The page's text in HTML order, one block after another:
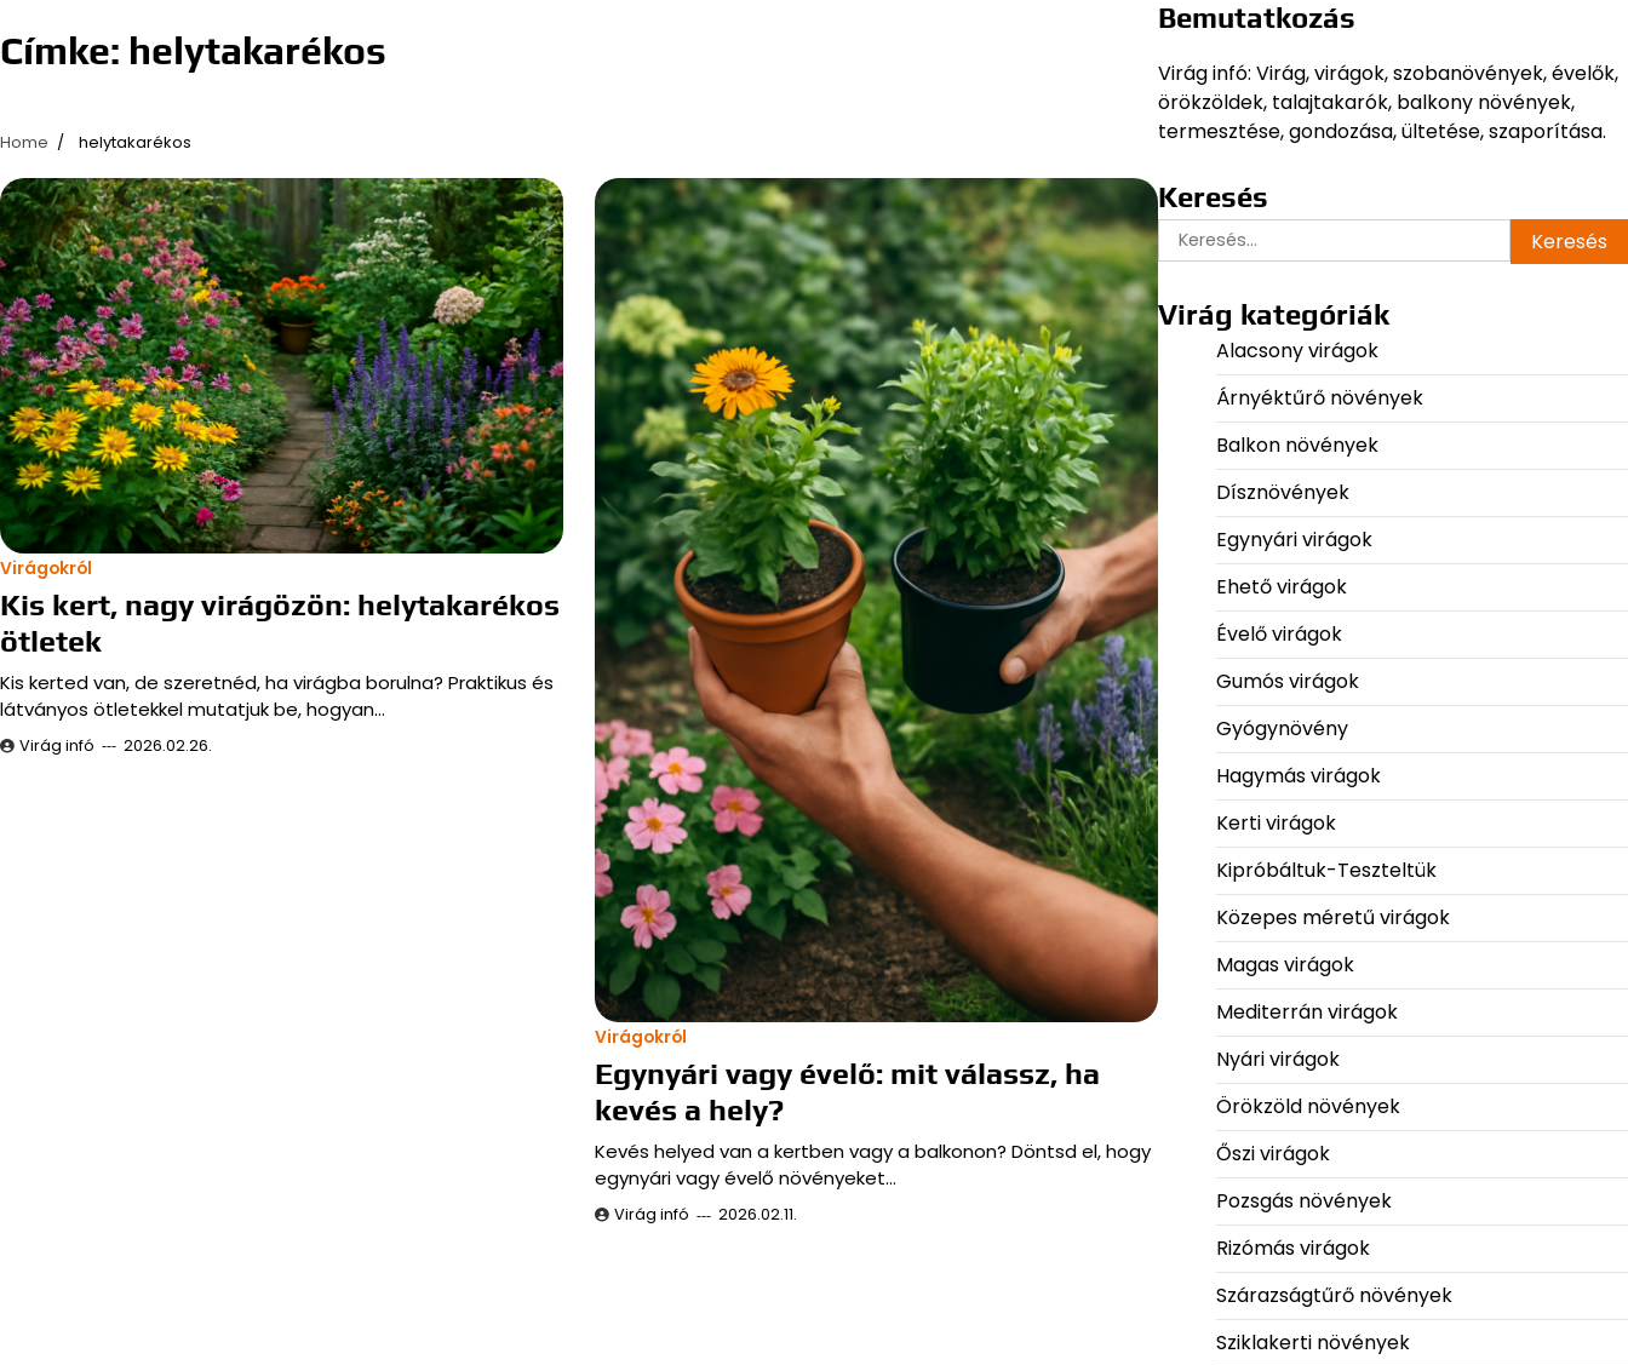
Címke: helytakarékos
Home helytakarékos
Virágokról
Kis kert, nagy virágözön: helytakarékos
ötletek
Kis kerted van, de szeretnéd, ha virágba borulna? Praktikus és
látványos ötletekkel mutatjuk be, hogyan…
Virág infó 2026.02.26.
Virágokról
Egynyári vagy évelő: mit válassz, ha
kevés a hely?
Kevés helyed van a kertben vagy a balkonon? Döntsd el, hogy
egynyári vagy évelő növényeket…
Virág infó 2026.02.11.
Bemutatkozás
Virág infó: Virág, virágok, szobanövények, évelők,
örökzöldek, talajtakarók, balkony növények,
termesztése, gondozása, ültetése, szaporítása.
Keresés
Keresés:
Virág kategóriák
Alacsony virágok
Árnyéktűrő növények
Balkon növények
Dísznövények
Egynyári virágok
Ehető virágok
Évelő virágok
Gumós virágok
Gyógynövény
Hagymás virágok
Kerti virágok
Kipróbáltuk-Teszteltük
Közepes méretű virágok
Magas virágok
Mediterrán virágok
Nyári virágok
Örökzöld növények
Őszi virágok
Pozsgás növények
Rizómás virágok
Szárazságtűrő növények
Sziklakerti növények